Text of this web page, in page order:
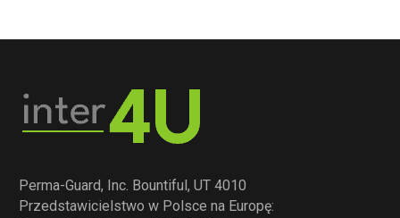
Perma-Guard, Inc. Bountiful, UT 4010
Przedstawicielstwo w Polsce na Europę: